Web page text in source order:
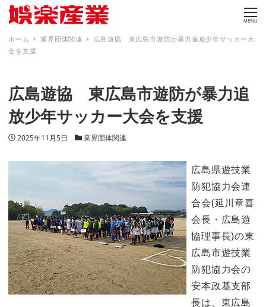
MENU
ホーム 業界団体関連
広島遊協 東広島市遊防が暴力追放少年サッカー大
会を支援
広島遊協 東広島市遊防が暴力追
放少年サッカー大会を支援
投稿日
2025年11月5日 カテゴリー
業界団体関連
広島県遊技業
防犯協力会連
合会(延川章喜
会長・広島遊
協理事長)の東
広島市遊技業
防犯協力会の
安本政基支部
長は、東広島